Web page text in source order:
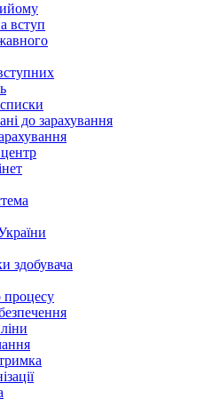
вступ
до зарахування
здобувача
процесу